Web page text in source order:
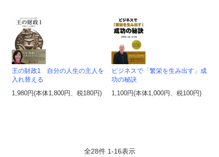
王の財政1 自分の人生の主人を
入れ替える
1,980円(本体1,800円、税180円)
ビジネスで「繁栄を生み出す」成
功の秘訣
1,100円(本体1,000円、税100円)
全28件 1-16表示